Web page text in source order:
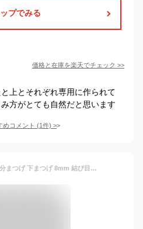
プでみる
価格と在庫を楽天でチェック >>
上とそれぞれ専用に作られて
方がとても自然だと思います
めコメント (1件) >
ビューティーネイラー 部分まつげ 下まつげ 8mm 結び目あり BMA-1 60ピース 部分用つけまつげ用 つけまつげ 部分用つけま ナチュラル まつエク アイメイク